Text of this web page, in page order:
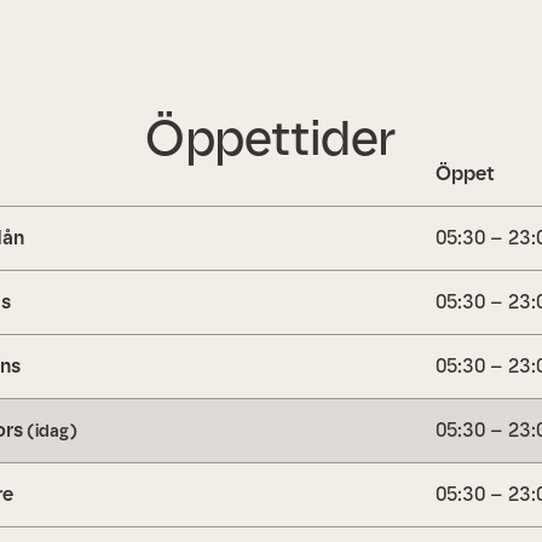
Öppettider
Öppet
05:30 –
05:30 –
05:30 –
(idag) 05:30 –
05:30 –